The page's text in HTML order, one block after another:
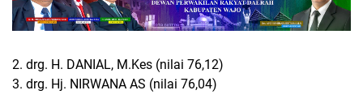
2. drg. H. DANIAL, M.Kes (nilai 76,12)
3. drg. Hj. NIRWANA AS (nilai 76,04)